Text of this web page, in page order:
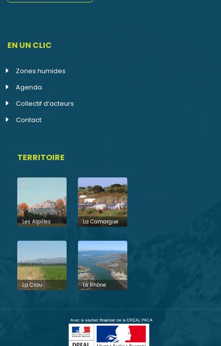
EN UN CLIC
Zones humides
Agenda
Collectif d’acteurs
Contact
TERRITOIRE
Les Alpilles La Camargue
La Crau Le Rhône